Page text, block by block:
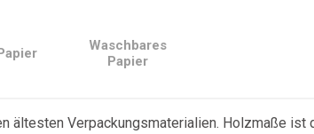
Waschbares
Papier
ältesten Verpackungsmaterialien. Holzmaße